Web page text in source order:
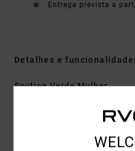
Entrega prevista a
Detalhes e
Soutien Verde Mulher